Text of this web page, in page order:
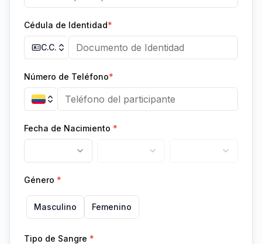
Cédula de Identidad*
C.C.
Número de Teléfono*
Fecha de Nacimiento *
Género *
Masculino Femenino
Tipo de Sangre *